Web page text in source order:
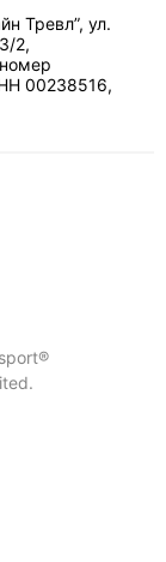
Тревл”, ул.
2,
00238516,